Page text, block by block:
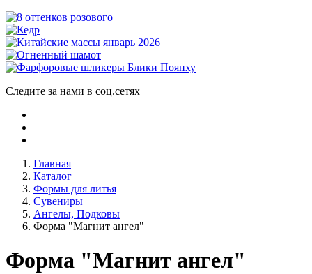
Следите за нами в соц.сетях
Главная
Каталог
Формы для литья
Сувениры
Ангелы, Подковы
Форма "Магнит ангел"
Форма "Магнит ангел"